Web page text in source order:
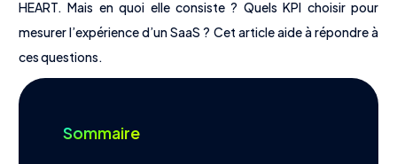
Offres
Tarifs
HEART. Mais en quoi elle consiste ? Quels KPI choisir pour
mesurer l’expérience d’un SaaS ? Cet article aide à répondre à
ces questions.
Sommaire